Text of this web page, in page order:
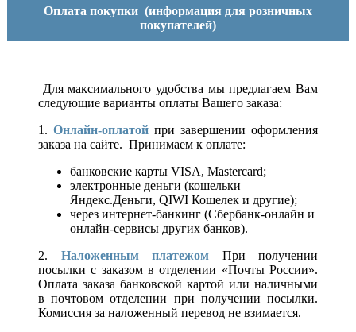
Оплата покупки (информация для розничных
покупателей)
Для максимального удобства мы предлагаем Вам
следующие варианты оплаты Вашего заказа:
1. Онлайн-оплатой при завершении оформления
заказа на сайте. Принимаем к оплате:
банковские карты VISA, Mastercard;
электронные деньги (кошельки
Яндекс.Деньги, QIWI Кошелек и другие);
через интернет-банкинг (Сбербанк-онлайн и
онлайн-сервисы других банков).
2. Наложенным платежом При получении
посылки с заказом в отделении «Почты России».
Оплата заказа банковской картой или наличными
в почтовом отделении при получении посылки.
Комиссия за наложенный перевод не взимается.